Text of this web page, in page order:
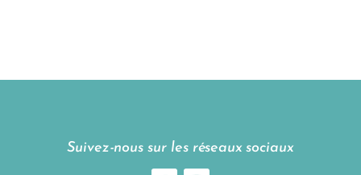
Suivez-nous sur les réseaux sociaux